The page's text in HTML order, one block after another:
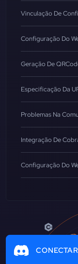
Vinculação De
Configuração Do
Geração De
Especificação Da
Problemas Na
Integração De
Configuração Do